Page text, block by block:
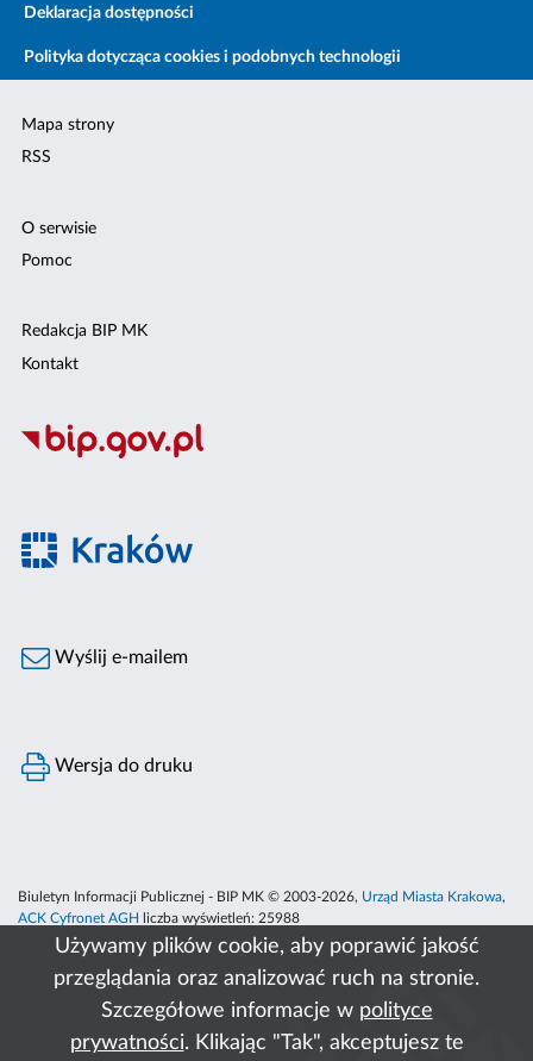
Używamy plików cookie, aby poprawić jakość
przeglądania oraz analizować ruch na stronie.
Szczegółowe informacje w polityce
prywatności. Klikając "Tak", akceptujesz te
Deklaracja dostępności
Polityka dotycząca cookies i podobnych technologii
Mapa strony
RSS
O serwisie
Pomoc
Redakcja BIP MK
Kontakt
Wyślij e-mailem
Wersja do druku
Biuletyn Informacji Publicznej - BIP MK © 2003-2026, Urząd Miasta Krakowa,
ACK Cyfronet AGH liczba wyświetleń: 25988